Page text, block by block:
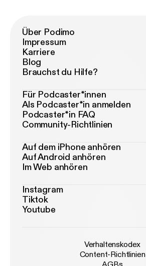
Über Podimo
Impressum
Karriere
Blog
Brauchst du Hilfe?
Für Podcaster*innen
Als Podcaster*in anmelden
Podcaster*in FAQ
Community-Richtlinien
Auf dem iPhone anhören
Auf Android anhören
Im Web anhören
Instagram
Tiktok
Youtube
Verhaltenskodex
Content-Richtlinien